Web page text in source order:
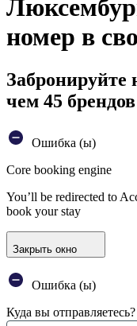
номер в
Забронируйте
чем 45
Ошибка (ы)
Core booking engine
You’ll be redirected to
book your stay
Закрыть окно
Ошибка (ы)
Куда вы отправляетесь?